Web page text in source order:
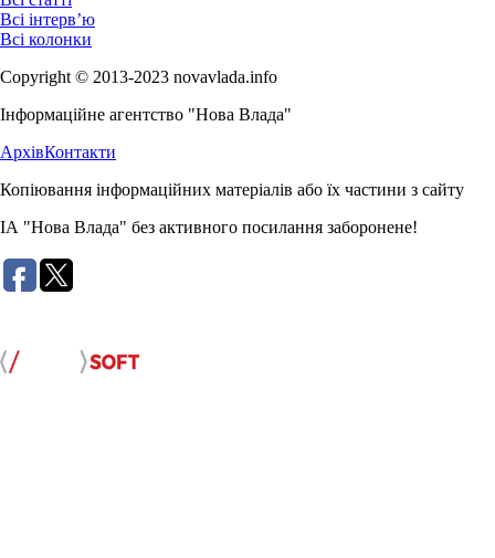
Всі інтерв’ю
Всі колонки
Copyright © 2013-2023 novavlada.info
Інформаційне агентство "Нова Влада"
АрхівКонтакти
Копіювання інформаційних матеріалів або їх частини з сайту
ІА "Нова Влада" без активного посилання заборонене!